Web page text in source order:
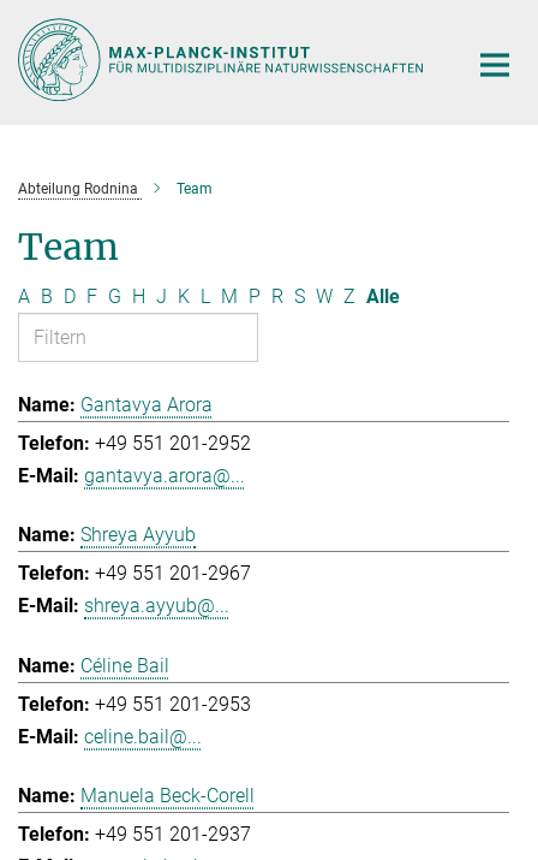
Hauptinhalt
Abteilung Rodnina Team
Team
A B D F G H J K L M P R S W Z Alle
Gantavya Arora
+49 551 201-2952
gantavya.arora@...
Shreya Ayyub
+49 551 201-2967
shreya.ayyub@...
Céline Bail
+49 551 201-2953
celine.bail@...
Manuela Beck-Corell
+49 551 201-2937